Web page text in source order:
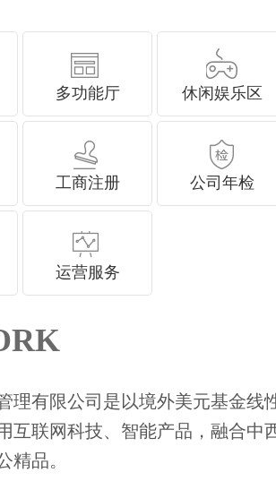
多功能厅 休闲娱乐区
工商注册 公司年检
运营服务
理有限公司是以境外美元基金线
互联网科技、智能产品，融合
。